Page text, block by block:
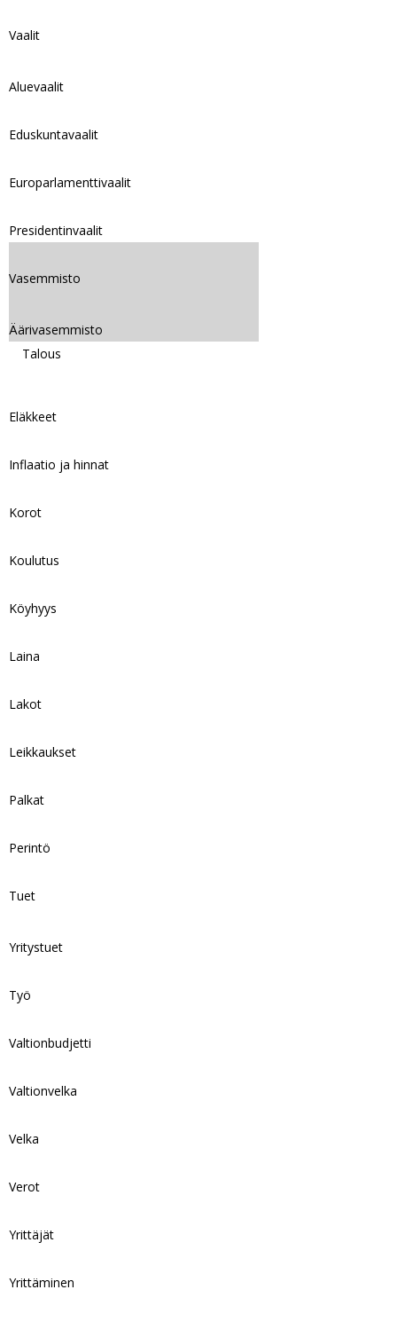
Vaalit
Aluevaalit
Eduskuntavaalit
Europarlamenttivaalit
Presidentinvaalit
Vasemmisto
Äärivasemmisto
Talous
Eläkkeet
Inflaatio ja hinnat
Korot
Koulutus
Köyhyys
Laina
Lakot
Leikkaukset
Palkat
Perintö
Tuet
Yritystuet
Työ
Valtionbudjetti
Valtionvelka
Velka
Verot
Yrittäjät
Yrittäminen